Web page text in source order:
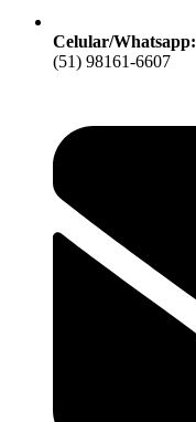
Celular/Whatsapp:
(51) 98161-6607